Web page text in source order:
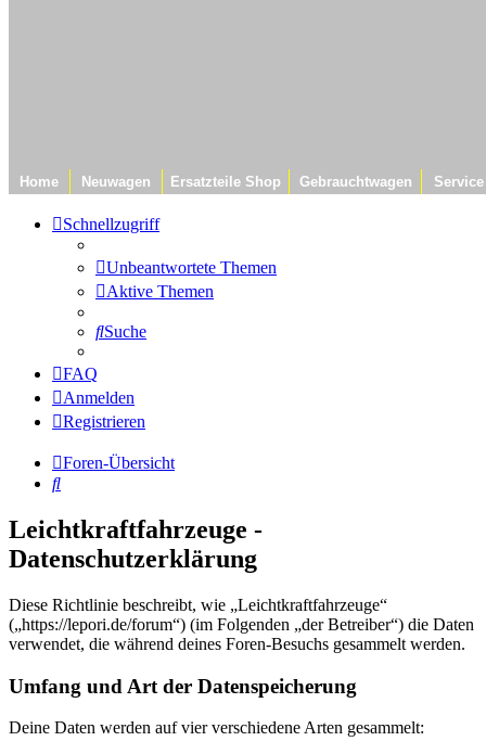
Home Neuwagen Ersatzteile Shop Gebrauchtwagen Service
Schnellzugriff
Unbeantwortete Themen
Aktive Themen
Suche
FAQ
Anmelden
Registrieren
Foren-Übersicht
Suche
Leichtkraftfahrzeuge -
Datenschutzerklärung
Diese Richtlinie beschreibt, wie „Leichtkraftfahrzeuge“
(„https://lepori.de/forum“) (im Folgenden „der Betreiber“) die Daten
verwendet, die während deines Foren-Besuchs gesammelt werden.
Umfang und Art der Datenspeicherung
Deine Daten werden auf vier verschiedene Arten gesammelt: